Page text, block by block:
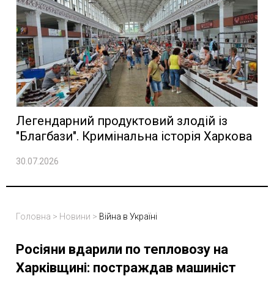
Легендарний продуктовий злодій із
"Благбази". Кримінальна історія Харкова
30.07.2026
Головна > Новини > Війна в Україні
Росіяни вдарили по тепловозу на
Харківщині: постраждав машиніст